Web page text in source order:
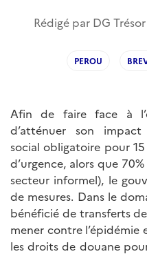
Rédigé par DG
PEROU
Afin de faire face à
d’atténuer son impact
social obligatoire pour
d’urgence, alors que
secteur informel), le
de mesures. Dans le
bénéficié de transferts
mener contre
les droits de douane